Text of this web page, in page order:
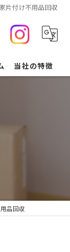
片付け不用品回収
当社の特徴
空き家管理
品回収